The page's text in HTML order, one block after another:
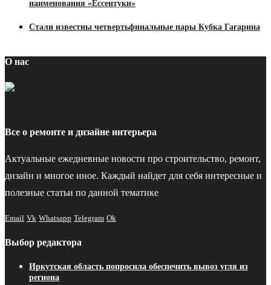
наименования «Ессентуки»
Стали известны четвертьфинальные пары Кубка Гагарина
О нас
Все о ремонте и дизайне интерьера
Актуальные ежедневные новости про строительство, ремонт,
дизайн и многое иное. Каждый найдет для себя интересные и
полезные статьи по данной тематике
Email Vk Whatsapp Telegram Ok
Выбор редактора
Иркутская область попросила обеспечить вывоз угля из
региона